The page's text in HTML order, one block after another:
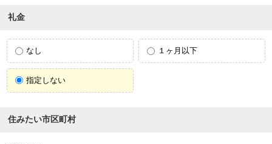
礼金
なし １ヶ月以下
指定しない
住みたい市区町村